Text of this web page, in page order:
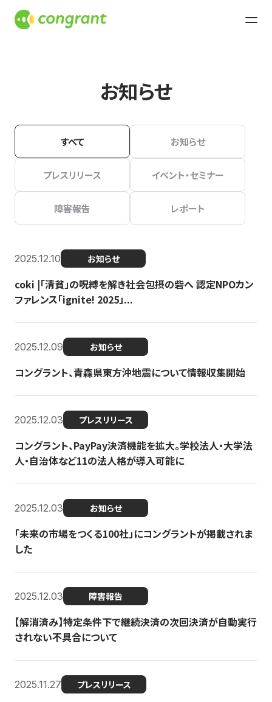
お知らせ
すべて お知らせ
プレスリリース イベント・セミナー
障害報告 レポート
2025.12.10 お知らせ
coki |「清貧」の呪縛を解き社会包摂の砦へ 認定NPOカン
ファレンス「ignite! 2025」...
2025.12.09 お知らせ
コングラント、青森県東方沖地震について情報収集開始
2025.12.03 プレスリリース
コングラント、PayPay決済機能を拡大。学校法人・大学法
人・自治体など11の法人格が導入可能に
2025.12.03 お知らせ
「未来の市場をつくる100社」にコングラントが掲載されま
した
2025.12.03 障害報告
【解消済み】特定条件下で継続決済の次回決済が自動実行
されない不具合について
2025.11.27 プレスリリース